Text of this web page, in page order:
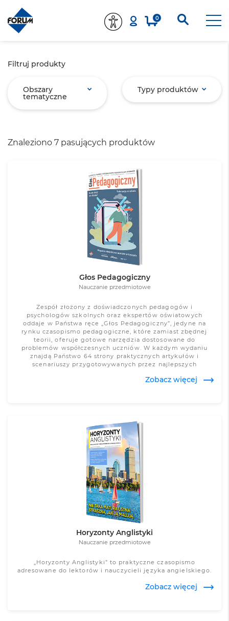
0
Filtruj produkty
Obszary
tematyczne
Typy produktów
Znaleziono 7 pasujących produktów
Głos Pedagogiczny
Nauczanie przedmiotowe
Zespół złożony z doświadczonych pedagogów i
psychologów szkolnych oraz ekspertów oświatowych
oddaje w Państwa ręce „Głos Pedagogiczny”, jedyne na
rynku czasopismo pedagogiczne, które zamiast zbędnej
teorii, oferuje gotowe narzędzia dostosowane do
problemów współczesnych uczniów. W każdym wydaniu
znajdą Państwo 64 strony praktycznych artykułów i
scenariuszy przygotowywanych przez najlepszych
codzienną pracą pedagoga i psychologa szkolnego,
Zobacz więcej
Horyzonty Anglistyki
Nauczanie przedmiotowe
„Horyzonty Anglistyki” to praktyczne czasopismo
adresowane do lektorów i nauczycieli języka angielskiego.
Zobacz więcej